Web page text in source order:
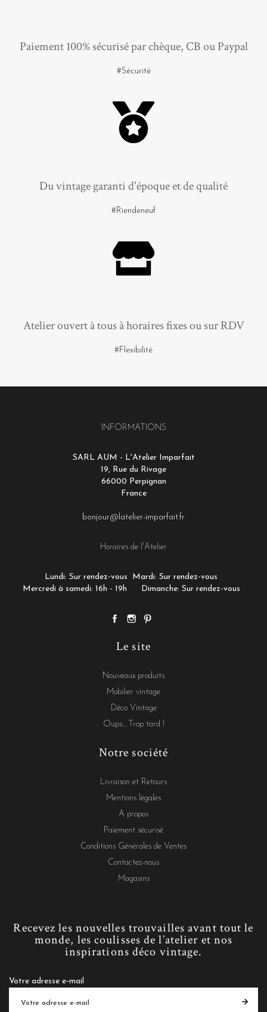
Paiement 100% sécurisé par chèque, CB ou Paypal
#Sécurité
Du vintage garanti d'époque et de qualité
#Riendeneuf
Atelier ouvert à tous à horaires fixes ou sur RDV
#Flexibilité
INFORMATIONS
SARL AUM - L'Atelier Imparfait
19, Rue du Rivage
66000 Perpignan
France
bonjour@latelier-imparfait.fr
Horaires de l'Atelier
Lundi: Sur rendez-vous
Mardi: Sur rendez-vous
Mercredi à samedi: 16h - 19h
Dimanche: Sur rendez-vous
Le site
Nouveaux produits
Mobilier vintage
Déco Vintage
Oups... Trop tard !
Notre société
Livraison et Retours
Mentions légales
A propos
Paiement sécurisé
Conditions Générales de Ventes
Contactez-nous
Magasins
Recevez les nouvelles trouvailles avant tout le
monde, les coulisses de l’atelier et nos
inspirations déco vintage.
Votre adresse e-mail